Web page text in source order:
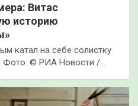
Витас
историю
катал на себе солистку
Фото: © РИА Новости /…